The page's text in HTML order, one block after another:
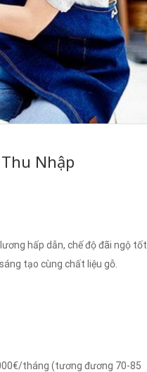
Nhập
hấp dẫn, chế độ đãi ngộ tốt
tạo cùng chất liệu gỗ.
tháng (tương đương 70-85